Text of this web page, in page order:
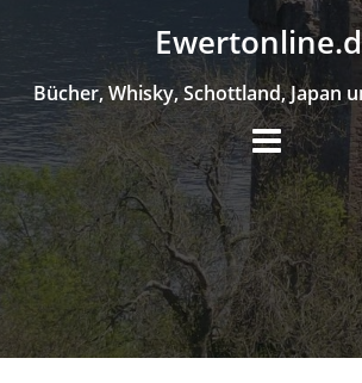
to
Bücher, Whisky, Schottland, Japan